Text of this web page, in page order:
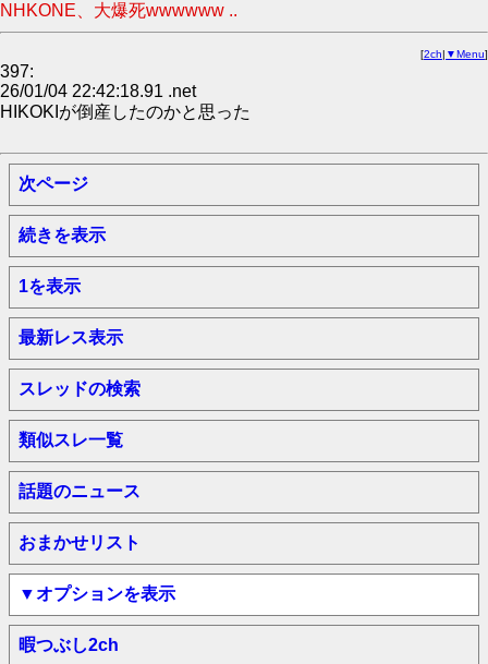
NHKONE、大爆死wwwwww ..
[2ch| ▼Menu]
397:
26/01/04 22:42:18.91 .net
HIKOKIが倒産したのかと思った
次ページ
続きを表示
1を表示
最新レス表示
スレッドの検索
類似スレ一覧
話題のニュース
おまかせリスト
▼オプションを表示
暇つぶし2ch